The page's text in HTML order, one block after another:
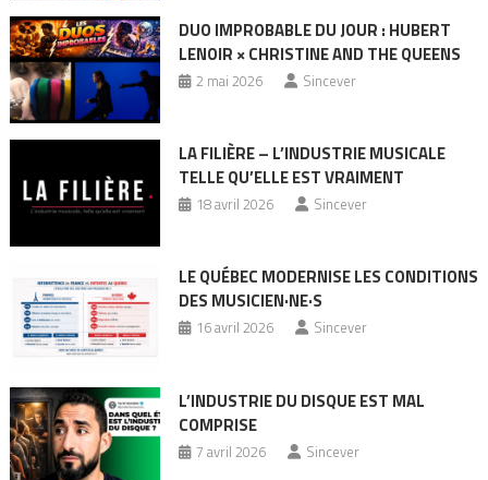
DUO IMPROBABLE DU JOUR : HUBERT
LENOIR × CHRISTINE AND THE QUEENS
2 mai 2026 Sincever
LA FILIÈRE – L’INDUSTRIE MUSICALE
TELLE QU’ELLE EST VRAIMENT
18 avril 2026 Sincever
LE QUÉBEC MODERNISE LES CONDITIONS
DES MUSICIEN·NE·S
16 avril 2026 Sincever
L’INDUSTRIE DU DISQUE EST MAL
COMPRISE
7 avril 2026 Sincever